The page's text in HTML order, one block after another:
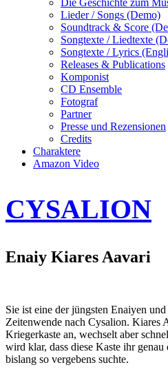
Die Geschichte zum
Lieder / Songs (Demo)
Soundtrack & Score
Songtexte / Liedtexte
Songtexte / Lyrics
Releases & Publications
Komponist
CD Ensemble
Fotograf
Partner
Presse und Rezensionen
Credits
Charaktere
Amazon Video
CYSALION
Enaiy Kiares Aavari
Sie ist eine der jüngsten Enaiyen
Zeitenwende nach Cysalion. Kiares
Kriegerkaste an, wechselt aber
wird klar, dass diese Kaste ihr
bislang so vergebens suchte.